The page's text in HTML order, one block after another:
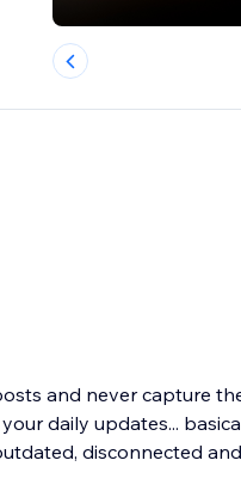
and never capture
daily updates...
disconnected and